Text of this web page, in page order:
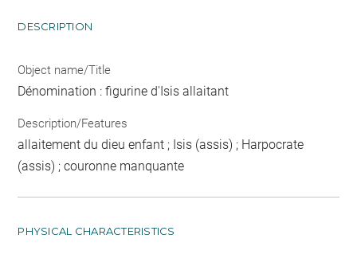
DESCRIPTION
Object name/Title
Dénomination : figurine d'Isis allaitant
Description/Features
allaitement du dieu enfant ; Isis (assis) ; Harpocrate
(assis) ; couronne manquante
PHYSICAL CHARACTERISTICS